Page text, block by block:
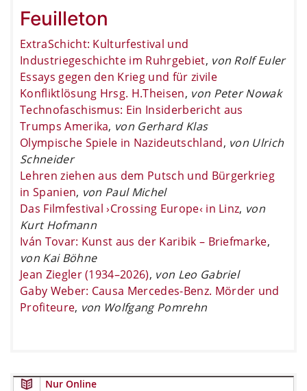
Feuilleton
ExtraSchicht: Kulturfestival und
Industriegeschichte im Ruhrgebiet, von Rolf Euler
Essays gegen den Krieg und für zivile
Konfliktlösung Hrsg. H.Theisen, von Peter Nowak
Technofaschismus: Ein Insiderbericht aus
Trumps Amerika, von Gerhard Klas
Olympische Spiele in Nazideutschland, von Ulrich
Schneider
Lehren ziehen aus dem Putsch und Bürgerkrieg
in Spanien, von Paul Michel
Das Filmfestival ›Crossing Europe‹ in Linz, von
Kurt Hofmann
Iván Tovar: Kunst aus der Karibik – Briefmarke,
von Kai Böhne
Jean Ziegler (1934–2026), von Leo Gabriel
Gaby Weber: Causa Mercedes-Benz. Mörder und
Profiteure, von Wolfgang Pomrehn
Nur Online